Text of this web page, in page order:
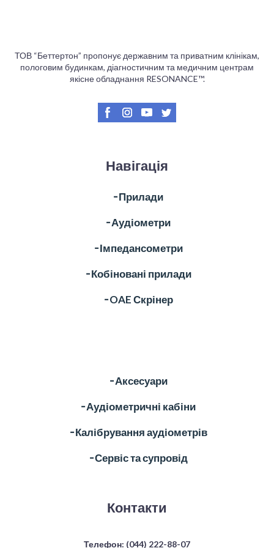
ТОВ “Беттертон” пропонує державним та приватним клінікам,
пологовим будинкам, діагностичним та медичним центрам
якісне обладнання RESONANCE™.
Навігація
╶ Прилади
╶ Аудіометри
╶ Імпедансометри
╶ Кобіновані прилади
╶ OAE Скрінер
╶ Аксесуари
╶ Аудіометричні кабіни
╶ Калібрування аудіометрів
╶ Сервіс та супровід
Контакти
Телефон: (044) 222-88-07